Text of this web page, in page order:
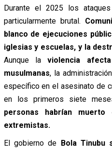
Durante el 2025 los
particularmente brutal.
blanco de ejecuciones
iglesias y escuelas, y la
Aunque laviolencia afecta
musulmanas, la
específico en el asesinato de
en los primeros siete
personas habrían
extremistas.
El gobierno de
Bola Tinubu